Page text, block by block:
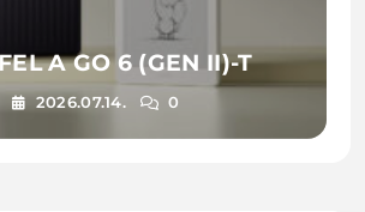
A GO 6 (GEN II)-T
2026.07.14. 0